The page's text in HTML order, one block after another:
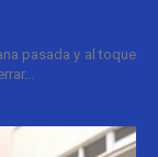
pasada y al toque